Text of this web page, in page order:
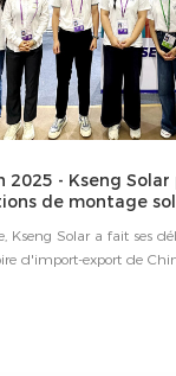
2025 - Kseng
de montage
Kseng Solar a fait ses
d'import-export de
Durant les cinq